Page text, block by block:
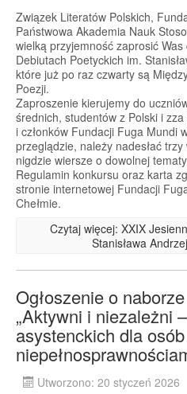
Związek Literatów Polskich,
Państwowa Akademia Nauk
wielką przyjemność zaprosić
Debiutach Poetyckich im.
które już po raz czwarty są
Poezji.
Zaproszenie kierujemy do
średnich, studentów z Polski i
i członków Fundacji Fuga Mundi
przeglądzie, należy nadesłać
nigdzie wiersze o dowolnej
Regulamin konkursu oraz karta
stronie internetowej Fundacji
Chełmie.
Czytaj więcej: XXIX
Stanisława
Ogłoszenie o
„Aktywni i niezależni
asystenckich dla
Utworzono: 20 styczeń 2026